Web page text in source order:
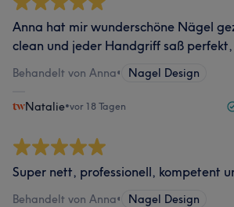
Anna hat mir wunderschöne Nägel
clean und jeder Handgriff saß perfekt,
Behandelt von Anna• Nagel Design
Natalie•vor 18 Tagen
Super nett, professionell, kompetent
Behandelt von Anna• Nagel Design